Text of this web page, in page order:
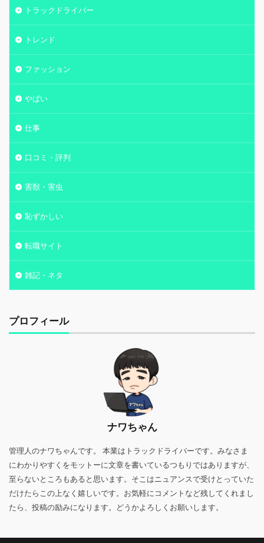
トラックドライバー
トレンド
ファッション
やばい
仕事
口コミ・評判
害獣・害虫
恥ずかしい
転職サイト
雑記・ネタ
プロフィール
ナワちゃん
管理人のナワちゃんです。 本業はトラックドライバーです。みなさま
にわかりやすくをモットーに文章を書いているつもりではありますが、
至らないところもあると思います。そこはニュアンスで受けとっていた
だけたらこの上なく嬉しいです。お気軽にコメントなど残してくれまし
たら、投稿の励みになります。どうかよろしくお願いします。